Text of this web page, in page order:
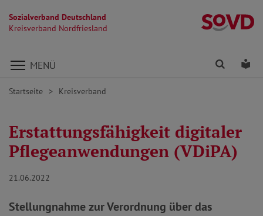
Sozialverband Deutschland
Kreisverband Nordfriesland
Direkt zu den Inhalten springen
MENÜ Finden
Startseite Kreisverband
Erstattungsfähigkeit digitaler
Pflegeanwendungen (VDiPA)
21.06.2022
Stellungnahme zur Verordnung über das